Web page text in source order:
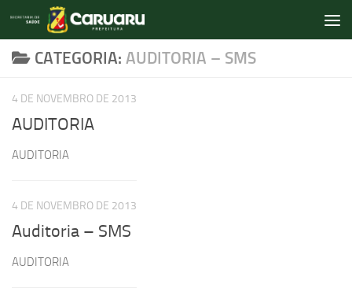
Skip to content
CATEGORIA: AUDITORIA – SMS
4 DE NOVEMBRO DE 2013
AUDITORIA
AUDITORIA
4 DE NOVEMBRO DE 2013
Auditoria – SMS
AUDITORIA